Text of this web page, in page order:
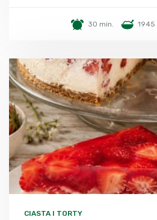
30 min. 1945
CIASTA I TORTY